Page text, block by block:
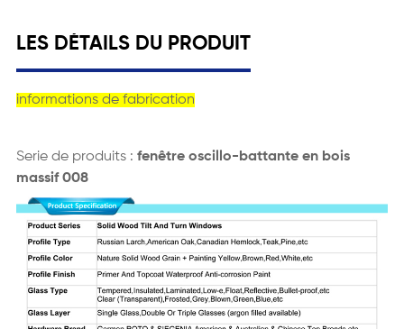
LES DÉTAILS DU PRODUIT
informations de fabrication
Serie de produits : fenêtre oscillo-battante en bois
massif 008